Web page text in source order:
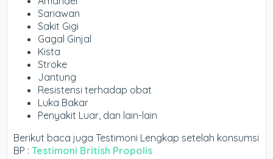
Sariawan
Sakit Gigi
Gagal Ginjal
Kista
Stroke
Jantung
Resistensi terhadap obat
Luka Bakar
Penyakit Luar, dan lain-lain
Berikut baca juga Testimoni Lengkap setelah konsumsi
BP :Testimoni British Propolis